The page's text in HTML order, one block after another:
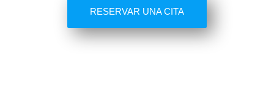
RESERVAR UNA CITA